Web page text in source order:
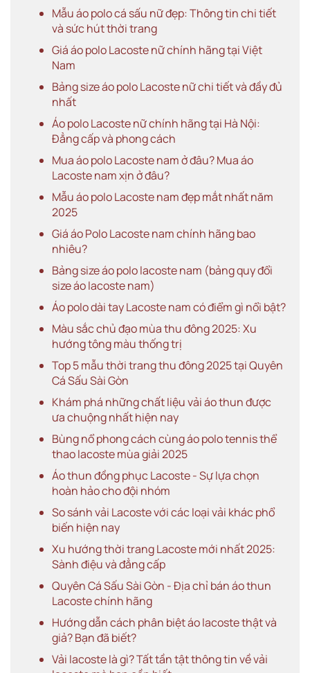
Mẫu áo polo cá sấu nữ đẹp: Thông tin chi tiết
và sức hút thời trang
Giá áo polo Lacoste nữ chính hãng tại Việt
Nam
Bảng size áo polo Lacoste nữ chi tiết và đầy đủ
nhất
Áo polo Lacoste nữ chính hãng tại Hà Nội:
Đẳng cấp và phong cách
Mua áo polo Lacoste nam ở đâu? Mua áo
Lacoste nam xịn ở đâu?
Mẫu áo polo Lacoste nam đẹp mắt nhất năm
2025
Giá áo Polo Lacoste nam chính hãng bao
nhiêu?
Bảng size áo polo lacoste nam (bảng quy đổi
size áo lacoste nam)
Áo polo dài tay Lacoste nam có điểm gì nổi bật?
Màu sắc chủ đạo mùa thu đông 2025: Xu
hướng tông màu thống trị
Top 5 mẫu thời trang thu đông 2025 tại Quyên
Cá Sấu Sài Gòn
Khám phá những chất liệu vải áo thun được
ưa chuộng nhất hiện nay
Bùng nổ phong cách cùng áo polo tennis thể
thao lacoste mùa giải 2025
Áo thun đồng phục Lacoste - Sự lựa chọn
hoàn hảo cho đội nhóm
So sánh vải Lacoste với các loại vải khác phổ
biến hiện nay
Xu hướng thời trang Lacoste mới nhất 2025:
Sành điệu và đẳng cấp
Quyên Cá Sấu Sài Gòn - Địa chỉ bán áo thun
Lacoste chính hãng
Hướng dẫn cách phân biệt áo lacoste thật và
giả? Bạn đã biết?
Vải lacoste là gì? Tất tần tật thông tin về vải